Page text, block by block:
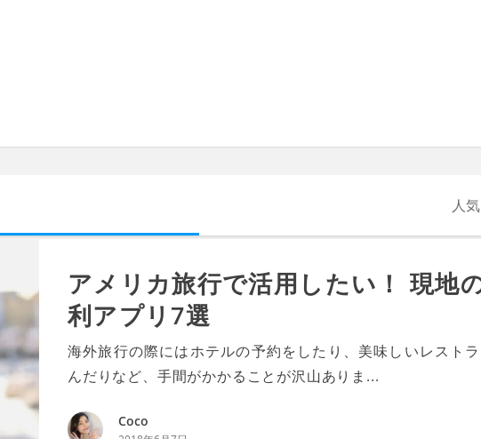
人気
アメリカ旅行で活用したい！ 現地
利アプリ7選
海外旅行の際にはホテルの予約をしたり、美味しいレスト
んだりなど、手間がかかることが沢山ありま...
Coco